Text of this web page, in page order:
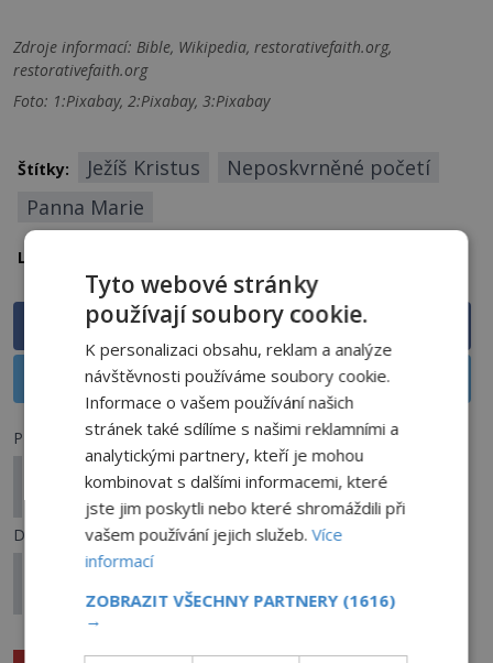
Zdroje informací: Bible, Wikipedia, restorativefaith.org,
restorativefaith.org
Foto: 1:Pixabay, 2:Pixabay, 3:Pixabay
Štítky: Ježíš Kristus
Neposkvrněné početí
Panna Marie
Lokalita:
Sdílet na Facebooku
Sdílet na X
Předchozí článek
Operace Talíř: Záhada „upířích světel“ v
brazilském Colares
Další článek
Záhadné vyhynutí dinosaurů: Bylo souhrou
nešťastných náhod?
Tyto webové stránky
používají soubory cookie.
K personalizaci obsahu, reklam a analýze
návštěvnosti používáme soubory cookie.
Informace o vašem používání našich
stránek také sdílíme s našimi reklamními a
analytickými partnery, kteří je mohou
kombinovat s dalšími informacemi, které
jste jim poskytli nebo které shromáždili při
vašem používání jejich služeb.Více
informací
ZOBRAZIT VŠECHNY PARTNERY (1616)
→